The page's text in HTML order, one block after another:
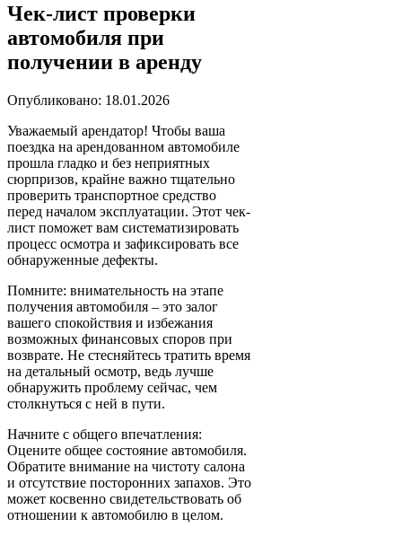
Чек-лист проверки
автомобиля при
получении в аренду
Опубликовано: 18.01.2026
Уважаемый арендатор! Чтобы ваша
поездка на арендованном автомобиле
прошла гладко и без неприятных
сюрпризов, крайне важно тщательно
проверить транспортное средство
перед началом эксплуатации. Этот чек-
лист поможет вам систематизировать
процесс осмотра и зафиксировать все
обнаруженные дефекты.
Помните: внимательность на этапе
получения автомобиля – это залог
вашего спокойствия и избежания
возможных финансовых споров при
возврате. Не стесняйтесь тратить время
на детальный осмотр, ведь лучше
обнаружить проблему сейчас, чем
столкнуться с ней в пути.
Начните с общего впечатления:
Оцените общее состояние автомобиля.
Обратите внимание на чистоту салона
и отсутствие посторонних запахов. Это
может косвенно свидетельствовать об
отношении к автомобилю в целом.